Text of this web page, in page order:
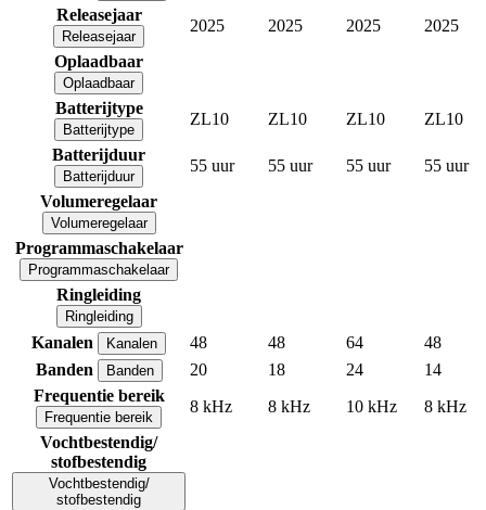
Releasejaar
Releasejaar
2025 2025 2025
2025
Oplaadbaar
Oplaadbaar
Batterijtype
Batterijtype
ZL10 ZL10 ZL10
ZL10
Batterijduur
Batterijduur
55 uur 55 uur 55 uur
55 uur
Volumeregelaar
Volumeregelaar
Programmaschakelaar
Programmaschakelaar
Ringleiding
Ringleiding
Kanalen Kanalen 48 48 64
48
Banden
Banden 20 18 24
14
Frequentie bereik
Frequentie bereik
8 kHz 8 kHz 10 kHz
8 kHz
Vochtbestendig/
stofbestendig
Vochtbestendig/
stofbestendig